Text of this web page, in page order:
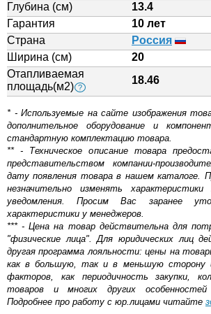
Глубина (см)
13.4
Гарантия
10 лет
Страна
Россия
Ширина (см)
20
Отапливаемая
площадь(м2) ?
18.46
* - Используемые на сайте изображения
дополнительное оборудование и
стандартную комплектацию товара.
** - Техническое описание товара
представительством компании-
дату появления товара в нашем каталоге.
незначительно изменять
уведомления. Просим Вас заранее
характеристики у менеджеров.
*** - Цена на товар действительна для
"физические лица". Для юридических лиц
другая программа лояльности: цены на
как в большую, так и в меньшую сторону
факторов, как периодичность закупки,
товаров и многих других
Подробнее про работу с юр.лицами читайте